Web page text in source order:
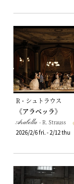
R・シュトラウス
《アラベッラ》
Arabella - R. Strauss
2026/2/6 fri. - 2/12 thu